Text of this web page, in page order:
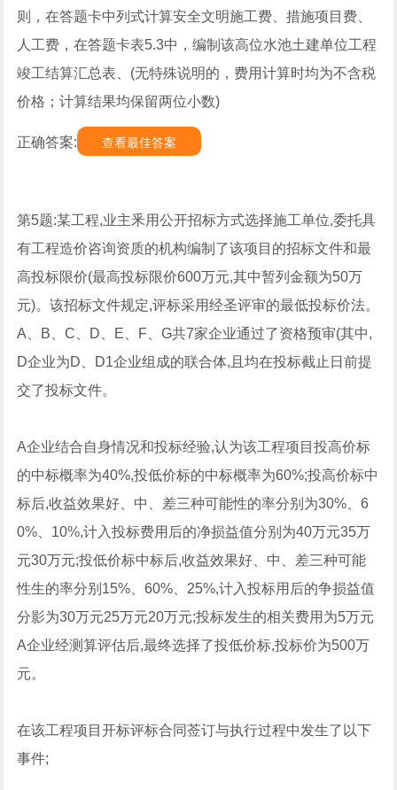
则，在答题卡中列式计算安全文明施工费、措施项目费、
人工费，在答题卡表5.3中，编制该高位水池土建单位工程
竣工结算汇总表、(无特殊说明的，费用计算时均为不含税
价格；计算结果均保留两位小数)
正确答案: 查看最佳答案
第5题:某工程,业主釆用公开招标方式选择施工单位,委托具
有工程造价咨询资质的机构编制了该项目的招标文件和最
高投标限价(最高投标限价600万元,其中暂列金额为50万
元)。该招标文件规定,评标采用经圣评审的最低投标价法。
A、B、C、D、E、F、G共7家企业通过了资格预审(其中,
D企业为D、D1企业组成的联合体,且均在投标截止日前提
交了投标文件。
A企业结合自身情况和投标经验,认为该工程项目投高价标
的中标概率为40%,投低价标的中标概率为60%;投高价标中
标后,收益效果好、中、差三种可能性的率分别为30%、6
0%、10%,计入投标费用后的净损益值分别为40万元35万
元30万元;投低价标中标后,收益效果好、中、差三种可能
性生的率分别15%、60%、25%,计入投标用后的争损益值
分影为30万元25万元20万元;投标发生的相关费用为5万元
A企业经测算评估后,最终选择了投低价标,投标价为500万
元。
在该工程项目开标评标合同莶订与执行过程中发生了以下
事件;